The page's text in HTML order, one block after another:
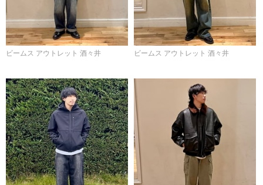
ビームス アウトレット 酒々井 ビームス アウトレット 酒々井